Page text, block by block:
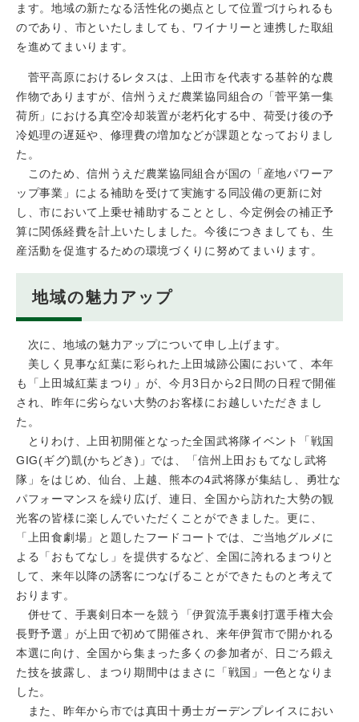
ます。地域の新たなる活性化の拠点として位置づけられるも
のであり、市といたしましても、ワイナリーと連携した取組
を進めてまいります。
菅平高原におけるレタスは、上田市を代表する基幹的な農
作物でありますが、信州うえだ農業協同組合の「菅平第一集
荷所」における真空冷却装置が老朽化する中、荷受け後の予
冷処理の遅延や、修理費の増加などが課題となっておりまし
た。
このため、信州うえだ農業協同組合が国の「産地パワーア
ップ事業」による補助を受けて実施する同設備の更新に対
し、市において上乗せ補助することとし、今定例会の補正予
算に関係経費を計上いたしました。今後につきましても、生
産活動を促進するための環境づくりに努めてまいります。
地域の魅力アップ
次に、地域の魅力アップについて申し上げます。
美しく見事な紅葉に彩られた上田城跡公園において、本年
も「上田城紅葉まつり」が、今月3日から2日間の日程で開催
され、昨年に劣らない大勢のお客様にお越しいただきまし
た。
とりわけ、上田初開催となった全国武将隊イベント「戦国
GIG(ギグ)凱(かちどき)」では、「信州上田おもてなし武将
隊」をはじめ、仙台、上越、熊本の4武将隊が集結し、勇壮な
パフォーマンスを繰り広げ、連日、全国から訪れた大勢の観
光客の皆様に楽しんでいただくことができました。更に、
「上田食劇場」と題したフードコートでは、ご当地グルメに
よる「おもてなし」を提供するなど、全国に誇れるまつりと
して、来年以降の誘客につなげることができたものと考えて
おります。
併せて、手裏剣日本一を競う「伊賀流手裏剣打選手権大会
長野予選」が上田で初めて開催され、来年伊賀市で開かれる
本選に向け、全国から集まった多くの参加者が、日ごろ鍛え
た技を披露し、まつり期間中はまさに「戦国」一色となりま
した。
また、昨年から市では真田十勇士ガーデンプレイスにおい